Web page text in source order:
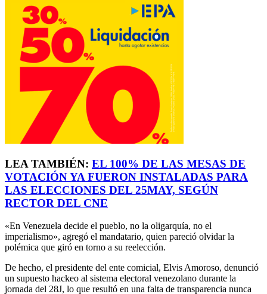
LEA TAMBIÉN: EL 100% DE LAS MESAS DE
VOTACIÓN YA FUERON INSTALADAS PARA
LAS ELECCIONES DEL 25MAY, SEGÚN
RECTOR DEL CNE
«En Venezuela decide el pueblo, no la oligarquía, no el
imperialismo», agregó el mandatario, quien pareció olvidar la
polémica que giró en torno a su reelección.
De hecho, el presidente del ente comicial, Elvis Amoroso, denunció
un supuesto hackeo al sistema electoral venezolano durante la
jornada del 28J, lo que resultó en una falta de transparencia nunca